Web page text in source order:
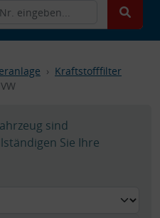
Kraftstofffilter
sind
Sie Ihre